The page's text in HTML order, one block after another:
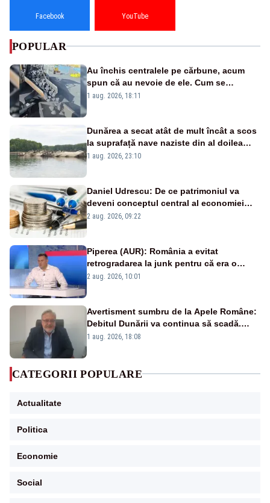
Facebook YouTube
POPULAR
Au închis centralele pe cărbune, acum
spun că au nevoie de ele. Cum se
pasează vina în plină criză energetică
1 aug. 2026, 18:11
Dunărea a secat atât de mult încât a scos
la suprafață nave naziste din al doilea
război mondial
1 aug. 2026, 23:10
Daniel Udrescu: De ce patrimoniul va
deveni conceptul central al economiei
viitoare?
2 aug. 2026, 09:22
Piperea (AUR): România a evitat
retrogradarea la junk pentru că era o
catastrofă pentru bănci și fondurile de
2 aug. 2026, 10:01
Avertisment sumbru de la Apele Române:
Debitul Dunării va continua să scadă.
Cernavodă s-ar putea închide în 4 zile
1 aug. 2026, 18:08
CATEGORII POPULARE
Actualitate
Politica
Economie
Social